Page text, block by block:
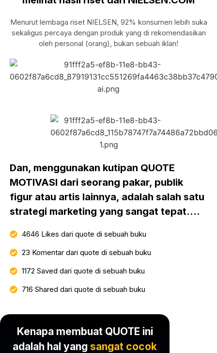
Menurut lembaga riset NIELSEN, 92% konsumen lebih suka
sekaligus percaya dengan produk yang di rekomendasikan
oleh personal (orang), bukan sebuah iklan!
Dan, menggunakan kutipan QUOTE
MOTIVASI dari seorang pakar, publik
figur atau artis lainnya, adalah salah satu
strategi marketing yang sangat tepat....
4646 Likes dari quote di sebuah buku
23 Komentar dari quote di sebuah buku
1172 Saved dari quote di sebuah buku
716 Shared dari quote di sebuah buku
Kenapa membuat QUOTE ini
adalah hal yang sangat cocok